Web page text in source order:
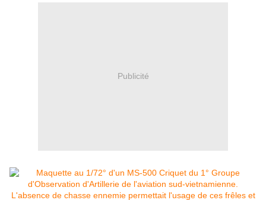
Publicité